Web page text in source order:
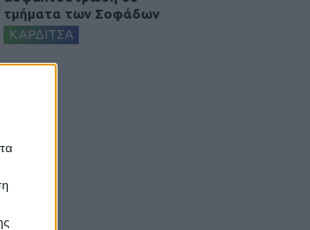
τμήματα των Σοφάδων
ΚΑΡΔΙΤΣΑ